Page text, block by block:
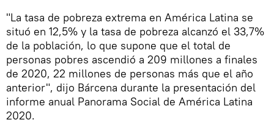
"La tasa de pobreza extrema en América Latina se
situó en 12,5% y la tasa de pobreza alcanzó el 33,7%
de la población, lo que supone que el total de
personas pobres ascendió a 209 millones a finales
de 2020, 22 millones de personas más que el año
anterior", dijo Bárcena durante la presentación del
informe anual Panorama Social de América Latina
2020.